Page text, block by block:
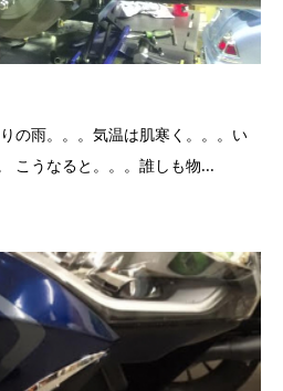
の雨。。。気温は肌寒く。。。い
こうなると。。。誰しも物...